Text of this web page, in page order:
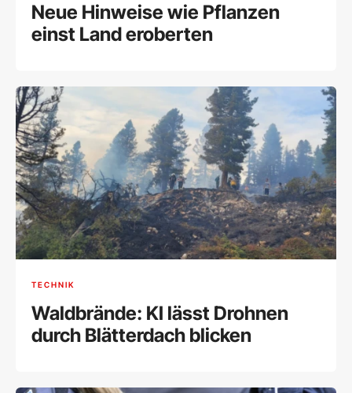
Neue Hinweise wie Pflanzen
einst Land eroberten
TECHNIK
Waldbrände: KI lässt Drohnen
durch Blätterdach blicken